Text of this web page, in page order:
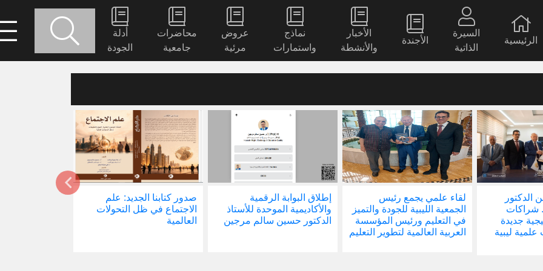
الرئيسية
السيرة
الذاتية
الأجندة
الأخبار
والأنشطة
نماذج
واستمارات
عروض
مرئية
محاضرات
جامعية
أدلة
الجودة
الدكتور
شراكات
جديدة
ليبية
لقاء علمي يجمع رئيس
الجمعية الليبية للجودة والتميز
في التعليم ورئيس المؤسسة
العربية العالمية لتطوير التعليم
إطلاق البوابة الرقمية
والأكاديمية الموحدة للأستاذ
الدكتور حسين سالم مرجين
صدور كتابنا الجديد: علم
الاجتماع في ظل التحولات
العالمية